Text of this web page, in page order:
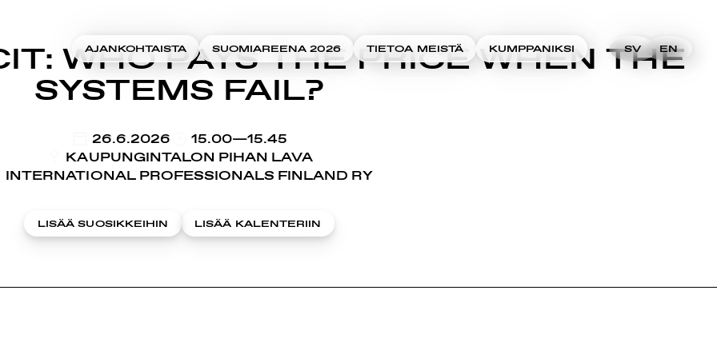
AJANKOHTAISTA
SUOMIAREENA 2026 TIETOA MEISTÄ KUMPPANIKSI SV EN
WHO PAYS THE PRICE WHEN THE
SYSTEMS FAIL?
26.6.2026
KLO
15.00—15.45
KAUPUNGINTALON PIHAN LAVA
INTERNATIONAL PROFESSIONALS FINLAND RY
LISÄÄ SUOSIKKEIHIN LISÄÄ KALENTERIIN